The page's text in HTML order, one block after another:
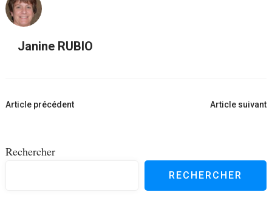
Janine RUBIO
Navigation
Article précédent Article suivant
Rechercher
RECHERCHER